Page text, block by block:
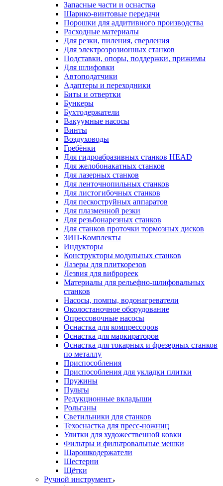
Запасные части и оснастка
Шарико-винтовые передачи
Порошки для аддитивного производства
Расходные материалы
Для резки, пиления, сверления
Для электроэрозионных станков
Подставки, опоры, поддержки, прижимы
Для шлифовки
Автоподатчики
Адаптеры и переходники
Биты и отвертки
Бункеры
Бухтодержатели
Вакуумные насосы
Винты
Воздуховоды
Гребёнки
Для гидроабразивных станков HEAD
Для желобонакатных станков
Для лазерных станков
Для ленточнопильных станков
Для листогибочных станков
Для пескоструйных аппаратов
Для плазменной резки
Для резьбонарезных станков
Для станков проточки тормозных дисков
ЗИП-Комплекты
Индукторы
Конструкторы модульных станков
Лазеры для плиткорезов
Лезвия для виброреек
Материалы для рельефно-шлифовальных
станков
Насосы, помпы, водонагреватели
Околостаночное оборудование
Опрессовочные насосы
Оснастка для компрессоров
Оснастка для маркираторов
Оснастка для токарных и фрезерных станков
по металлу
Приспособления
Приспособления для укладки плитки
Пружины
Пульты
Редукционные вкладыши
Рольганы
Светильники для станков
Техоснастка для пресс-ножниц
Улитки для художественной ковки
Фильтры и фильтровальные мешки
Шарошкодержатели
Шестерни
Щётки
Ручной инструмент